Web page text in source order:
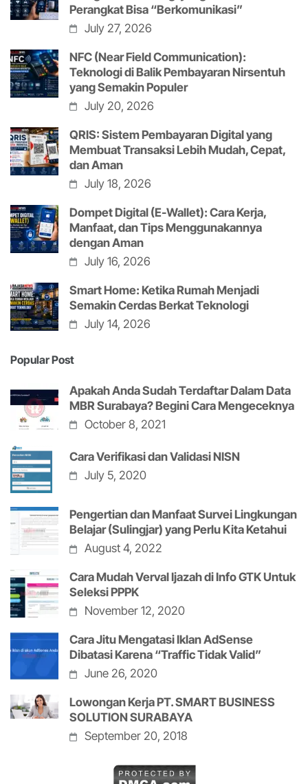
Perangkat Bisa “Berkomunikasi”
July 27, 2026
NFC (Near Field Communication):
Teknologi di Balik Pembayaran Nirsentuh
yang Semakin Populer
July 20, 2026
QRIS: Sistem Pembayaran Digital yang
Membuat Transaksi Lebih Mudah, Cepat,
dan Aman
July 18, 2026
Dompet Digital (E-Wallet): Cara Kerja,
Manfaat, dan Tips Menggunakannya
dengan Aman
July 16, 2026
Smart Home: Ketika Rumah Menjadi
Semakin Cerdas Berkat Teknologi
July 14, 2026
Popular Post
Apakah Anda Sudah Terdaftar Dalam Data
MBR Surabaya? Begini Cara Mengeceknya
October 8, 2021
Cara Verifikasi dan Validasi NISN
July 5, 2020
Pengertian dan Manfaat Survei Lingkungan
Belajar (Sulingjar) yang Perlu Kita Ketahui
August 4, 2022
Cara Mudah Verval Ijazah di Info GTK Untuk
Seleksi PPPK
November 12, 2020
Cara Jitu Mengatasi Iklan AdSense
Dibatasi Karena “Traffic Tidak Valid”
June 26, 2020
Lowongan Kerja PT. SMART BUSINESS
SOLUTION SURABAYA
September 20, 2018